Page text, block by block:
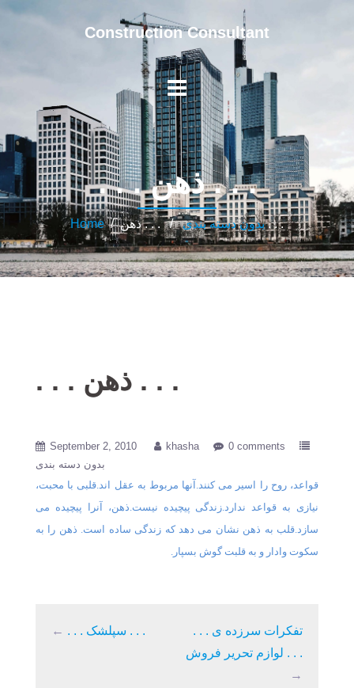
Construction Consultant
. . . ذهن . . .
Home/ بدون دسته بندی/ . . . ذهن . . .
. . . ذهن . . .
September 2, 2010 khasha
0 comments
بدون دسته بندی
قواعد، روح را اسیر می کنند.آنها مربوط به عقل اند.قلبی با محبت،
نیازی به قواعد ندارد.زندگی پیچیده نیست.ذهن، آنرا پیچیده می
سازد.قلب به ذهن نشان می دهد که زندگی ساده است. ذهن را به
سکوت وادار و به قلبت گوش بسپار.
← . . . سپلشک . . .
. . . تفکرات سرزده ی
لوازم تحریر فروش . . .
→